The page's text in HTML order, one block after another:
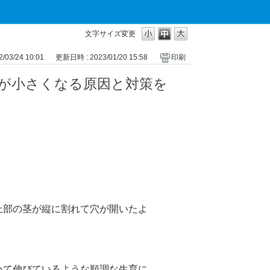
文字サイズ変更
03/24 10:01 更新日時 : 2023/01/20 15:58 印刷
小さくなる原因と対策を
の茎が縦に割れて穴が開いたよ